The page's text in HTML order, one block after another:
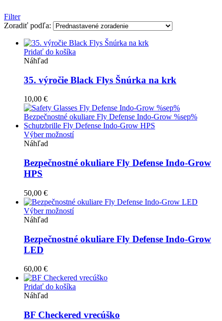
Filter
Zoradiť podľa:
Pridať do košíka
Náhľad
35. výročie Black Flys Šnúrka na krk
10,00 €
Výber možnostíTento
viacero
variantov.
môžete
vybrať
na
Náhľad
Bezpečnostné okuliare Fly Defense Indo-Grow
HPS
50,00 €
Výber možnostíTento
viacero
variantov.
môžete
vybrať
na
Náhľad
Bezpečnostné okuliare Fly Defense Indo-Grow
LED
60,00 €
Pridať do košíka
Náhľad
BF Checkered vrecúško